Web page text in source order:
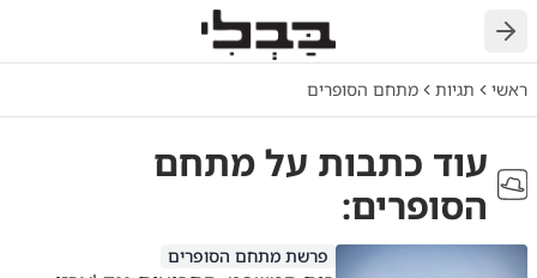
חזרה
ראשי תגיות מתחם הסופרים
עוד כתבות עלמתחם
הסופרים:
פרשת מתחם הסופרים